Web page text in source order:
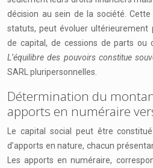
décision au sein de la société.
statuts, peut évoluer ultérieurement
de capital, de cessions de parts ou
L’équilibre des pouvoirs constitue
SARL pluripersonnelles.
Détermination du
apports en numéraire
Le capital social peut être
d’apports en nature, chacun
Les apports en numéraire,